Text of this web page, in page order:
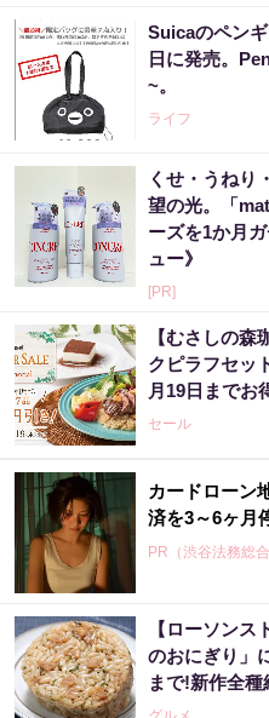
Suicaのペン
日に発売。
~。
ライフ
くせ・うねり
望の光。「
ーズを1か月
ュー》
[PR]
【むさしの森
クピラフセッ
月19日までお
セール
カードローン
済を3～6ヶ月
PR（渋谷法務総合
【宝くじ何
へ】原因、は
PR（合同会社デ
【ローソン
のおにぎり」
まで!新作全種